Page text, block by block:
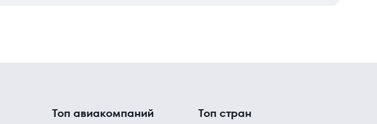
Топ авиакомпаний Топ стран